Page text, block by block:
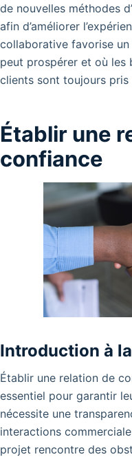
de nouvelles méthodes
afin d’améliorer
collaborative favorise un
peut prospérer et où les
clients sont toujours pris
Établir une
confiance
Introduction à
Établir une relation de
essentiel pour garantir
nécessite une
interactions
projet rencontre des